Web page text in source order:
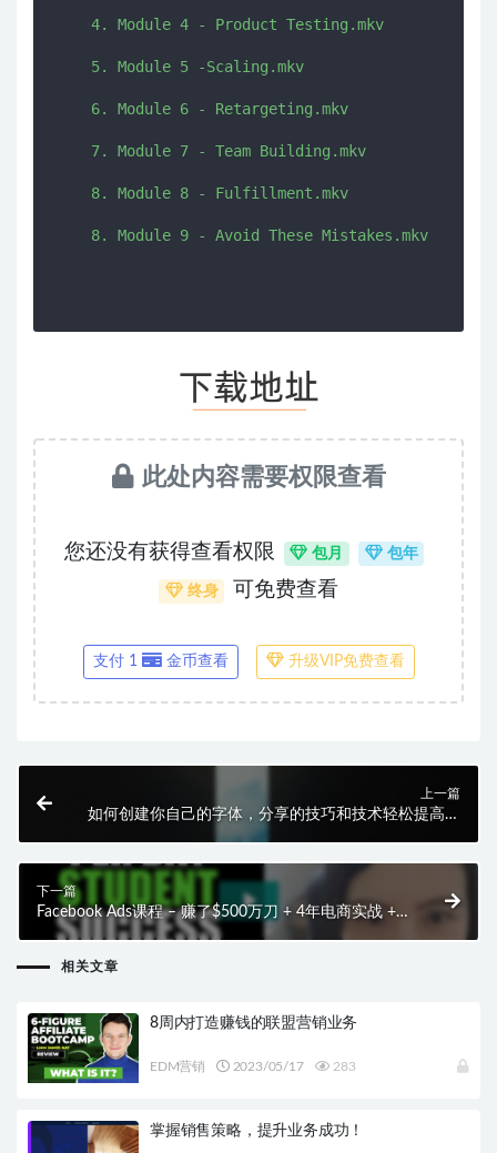
    4. Module 4 - Product Testing.mkv
    5. Module 5 -Scaling.mkv
    6. Module 6 - Retargeting.mkv
    7. Module 7 - Team Building.mkv
    8. Module 8 - Fulfillment.mkv
此处内容需要权限查看
您还没有获得查看权限 包月 包年
终身 可免费查看
支付 1 金币查看 升级VIP免费查看
上一篇
如何创建你自己的字体，分享的技巧和技术轻松提高您
下一篇
Facebook Ads课程 – 赚了$500万刀 + 4年电商实战 +
烧了$200万美元烧出来的付费广告经验
相关文章
8周内打造赚钱的联盟营销业务
EDM营销 2023/05/17 283
掌握销售策略，提升业务成功！